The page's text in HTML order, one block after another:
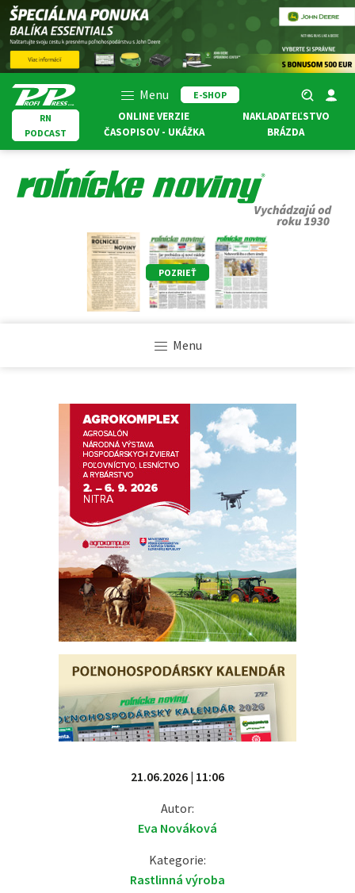
Menu
E-SHOP
RN
PODCAST
ONLINE VERZIE
ČASOPISOV - UKÁŽKA
NAKLADATEĽSTVO
BRÁZDA
POZRIEŤ
Menu
21.06.2026 | 11:06
Autor:
Eva Nováková
Kategorie:
Rastlinná výroba